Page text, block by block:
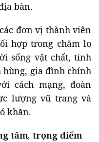
bàn.
đơn vị thành viên
hợp trong chăm lo
sống vật chất, tinh
hùng, gia đình chính
cách mạng, đoàn
lượng vũ trang và
khăn.
tâm, trọng điểm